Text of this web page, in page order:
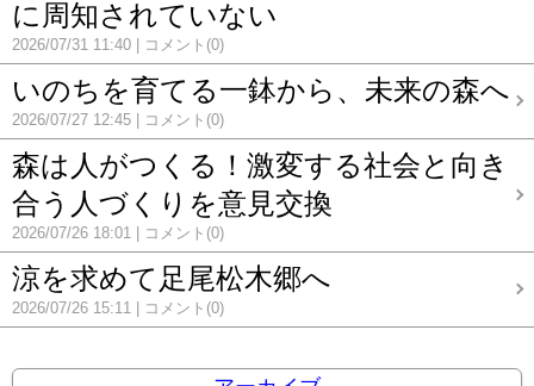
に周知されていない
2026/07/31 11:40 コメント(0)
いのちを育てる一鉢から、未来の森へ
2026/07/27 12:45 コメント(0)
森は人がつくる！激変する社会と向き
合う人づくりを意見交換
2026/07/26 18:01 コメント(0)
涼を求めて足尾松木郷へ
2026/07/26 15:11 コメント(0)